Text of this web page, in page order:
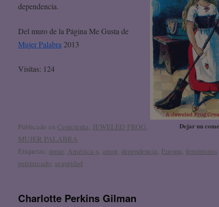
dependencia.
Del muro de la Página Me Gusta de
Mujer Palabra 2013
Visitas: 124
Dejar un
Publicado en Cenicienta JEWELED FROG
MUJER PALABRA
Etiquetas: amar, América-s amor,dependencia Europa feminismo
patriarcado seguridad
Charlotte Perkins Gilman